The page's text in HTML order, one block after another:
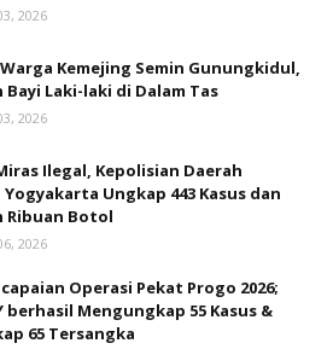
2026
Kemejing Semin Gunungkidul,
Bayi Laki-laki di Dalam Tas
2026
Ilegal, Kepolisian Daerah
Ungkap 443 Kasus dan
Ribuan Botol
2026
Operasi Pekat Progo 2026;
berhasil Mengungkap 55 Kasus &
65 Tersangka